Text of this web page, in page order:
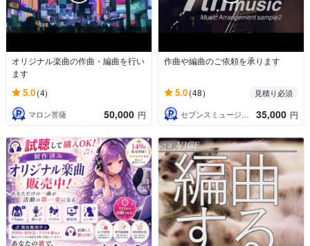
オリジナル楽曲の作曲・編曲を行い
ます
5.0(4)
マロン菩薩 50,000 円
作曲や編曲のご依頼を承ります
5.0(48)
見積り必須
セブンスミュージック
35,000 円